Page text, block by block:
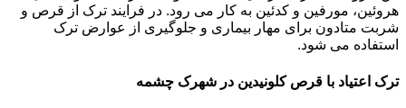
هروئین، مورفین و کدئین به کار می رود. در فرایند ترک از قرص و
شربت متادون برای مهار بیماری و جلوگیری از عوارض ترک
استفاده می شود.
ترک اعتیاد با قرص کلونیدین در شهرک چشمه